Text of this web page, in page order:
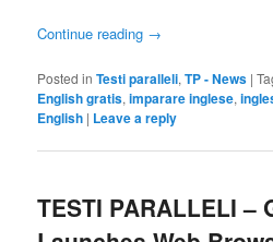
Continue reading →
Posted in Testi paralleli,TP - News |
English gratis,imparare inglese,
English | Leave a reply
TESTI PARALLELI –